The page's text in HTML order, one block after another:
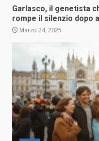
Garlasco, il genetista
rompe il silenzio dopo
Marzo 24, 2025